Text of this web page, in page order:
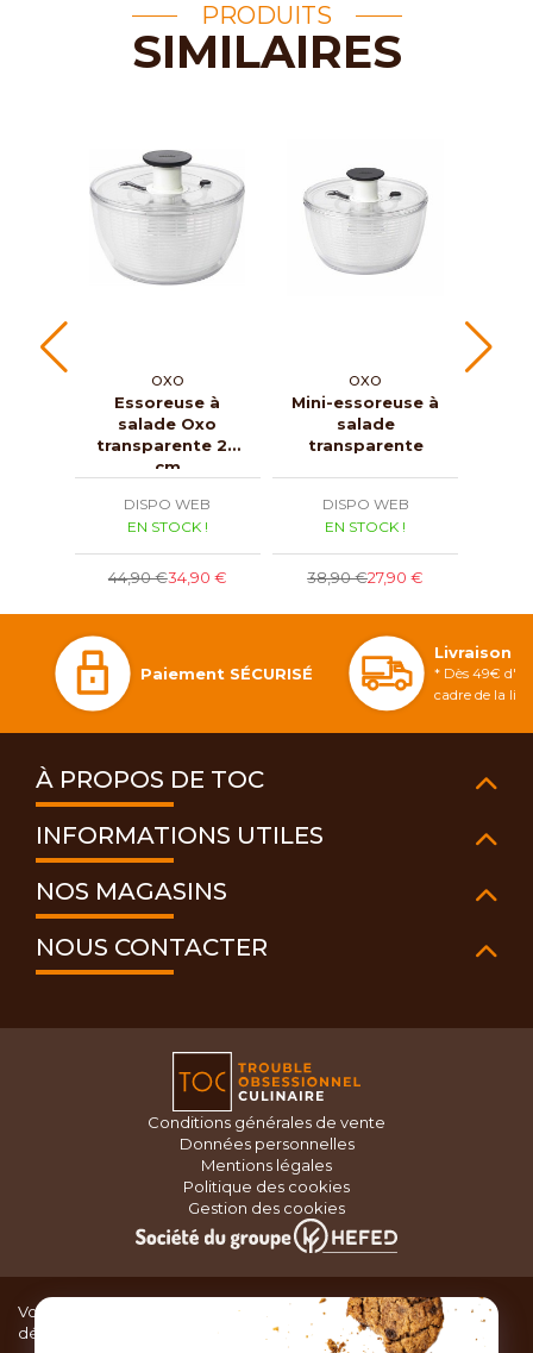
PRODUITS
SIMILAIRES
OXO
Essoreuse à
salade Oxo
transparente 26
cm
DISPO WEB
EN STOCK !
44,90 €34,90 €
OXO
Mini-essoreuse à
salade
transparente
DISPO WEB
EN STOCK !
38,90 €27,90 €
Paiement SÉCURISÉ
Livraison
* Dès 49€
cadre de la
À PROPOS DE TOC
INFORMATIONS UTILES
NOS MAGASINS
NOUS CONTACTER
Conditions générales de vente
Données personnelles
Mentions légales
Politique des cookies
Gestion des cookies
Vous recherchez du matériel de cuisine pour concocter de
délicieux plats ou des pâtisseries dignes d’un grand chef ?